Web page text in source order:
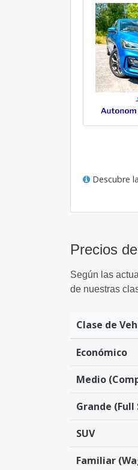
Descubre
Precios
Según las
de nuestras
Clase de
Económico
Medio
Grande (Full
SUV
Familiar